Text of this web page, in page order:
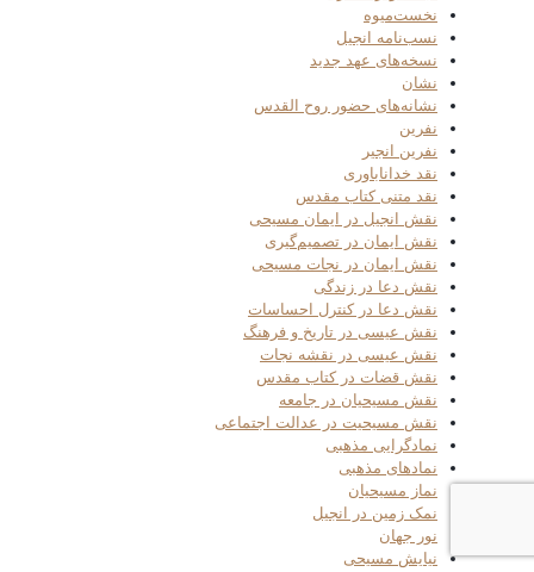
نخست‌میوه
نسب‌نامه انجیل
نسخه‌های عهد جدید
نشان
نشانه‌های حضور روح القدس
نفرین
نفرین انجیر
نقد خداناباوری
نقد متنی کتاب مقدس
نقش انجیل در ایمان مسیحی
نقش ایمان در تصمیم‌گیری
نقش ایمان در نجات مسیحی
نقش دعا در زندگی
نقش دعا در کنترل احساسات
نقش عیسی در تاریخ و فرهنگ
نقش عیسی در نقشه نجات
نقش قضات در کتاب مقدس
نقش مسیحیان در جامعه
نقش مسیحیت در عدالت اجتماعی
نمادگرایی مذهبی
نمادهای مذهبی
نماز مسیحیان
نمک زمین در انجیل
نور جهان
نیایش مسیحی